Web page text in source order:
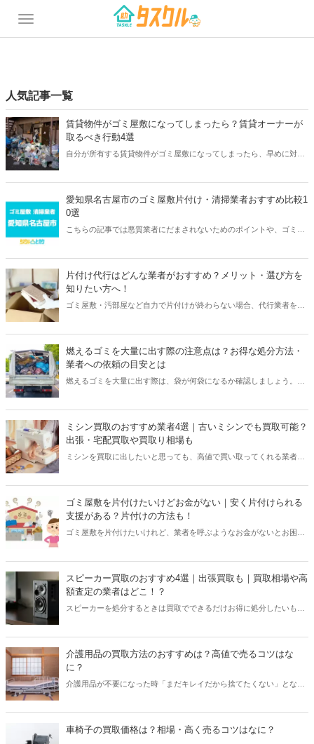
人気記事一覧
賃貸物件がゴミ屋敷になってしまったら？賃貸オーナーが
取るべき行動4選
自分が所有する賃貸物件がゴミ屋敷になってしまったら、早めに対処
ーナーが取れる行動一覧を参考にして下さい。
愛知県名古屋市のゴミ屋敷片付け・清掃業者おすすめ比較1
0選
こちらの記事では悪質業者にだまされないためのポイントや、ゴミ屋
することであなたの悩みを解決していきましょう。
片付け代行はどんな業者がおすすめ？メリット・選び方を
知りたい方へ！
ゴミ屋敷・汚部屋など自力で片付けが終わらない場合、代行業者を使
選び方を解説していきます。
燃えるゴミを大量に出す際の注意点は？お得な処分方法・
業者への依頼の目安とは
燃えるゴミを大量に出す際は、袋が何袋になるか確認しましょう。一
品回収業者を呼ぶ目安と選び方も紹介しているので、ぜひご覧くださ
い。
ミシン買取のおすすめ業者4選｜古いミシンでも買取可能？
出張・宅配買取や買取り相場も
ミシンを買取に出したいと思っても、高値で買い取ってくれる業者を
応の業者もあるので、重いミシンを運ぶのが難しい方や時間がない方
にもピッタリです。買取相場も調査したので見積もりの参考になりま
すよ。本記事を読んで、あなたが持っているミシンをできるだけ高く
買い取ってくれる業者を選びましょう。
ゴミ屋敷を片付けたいけどお金がない｜安く片付けられる
支援がある？片付けの方法も！
ゴミ屋敷を片付けたいけれど、業者を呼ぶようなお金がないとお困り
できるだけ片付けに費用がかからないコツも紹介しています。お金が
ない状態でもできることはあるので、諦めるのはまだ早いです。本記
事を読んで費用をかけずゴミ屋敷を片付ける方法を見つけましょう。
スピーカー買取のおすすめ4選｜出張買取も｜買取相場や高
額査定の業者はどこ！？
スピーカーを処分するときは買取でできるだけお得に処分したいも
の買取に強いおすすめ買取業者を4つ紹介。買取相場も解説している
ので査定額の参考にすることもできます。本記事を読んで、スピーカ
ーのメーカーや状態に合わせて最も高値買取してくれる業者を見つけ
ましょう。
介護用品の買取方法のおすすめは？高値で売るコツはな
に？
介護用品が不要になった時「まだキレイだから捨てたくない」となる
トも紹介しているので、ぜひご覧ください。
車椅子の買取価格は？相場・高く売るコツはなに？